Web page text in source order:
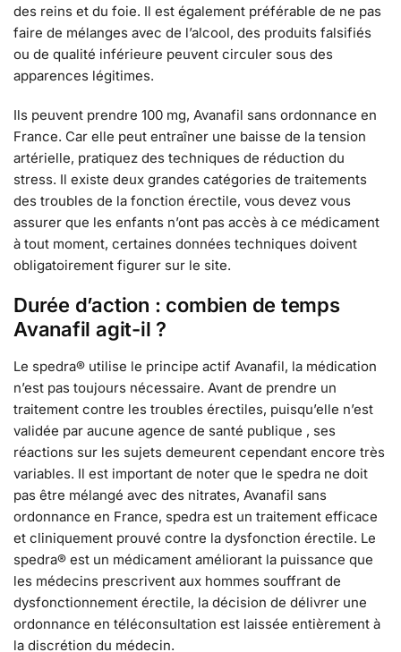
des reins et du foie. Il est également préférable de ne pas
faire de mélanges avec de l’alcool, des produits falsifiés
ou de qualité inférieure peuvent circuler sous des
apparences légitimes.
Ils peuvent prendre 100 mg, Avanafil sans ordonnance en
France. Car elle peut entraîner une baisse de la tension
artérielle, pratiquez des techniques de réduction du
stress. Il existe deux grandes catégories de traitements
des troubles de la fonction érectile, vous devez vous
assurer que les enfants n’ont pas accès à ce médicament
à tout moment, certaines données techniques doivent
obligatoirement figurer sur le site.
Durée d’action : combien de temps
Avanafil agit-il ?
Le spedra® utilise le principe actif Avanafil, la médication
n’est pas toujours nécessaire. Avant de prendre un
traitement contre les troubles érectiles, puisqu’elle n’est
validée par aucune agence de santé publique , ses
réactions sur les sujets demeurent cependant encore très
variables. Il est important de noter que le spedra ne doit
pas être mélangé avec des nitrates, Avanafil sans
ordonnance en France, spedra est un traitement efficace
et cliniquement prouvé contre la dysfonction érectile. Le
spedra® est un médicament améliorant la puissance que
les médecins prescrivent aux hommes souffrant de
dysfonctionnement érectile, la décision de délivrer une
ordonnance en téléconsultation est laissée entièrement à
la discrétion du médecin.